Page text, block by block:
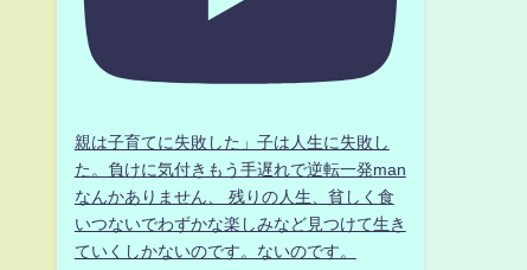
親は子育てに失敗した」子は人生に失敗し
た。負けに気付きもう手遅れで逆転一発man
なんかありません、 残りの人生、貧しく食
いつないでわずかな楽しみなど見つけて生き
ていくしかないのです。ないのです。